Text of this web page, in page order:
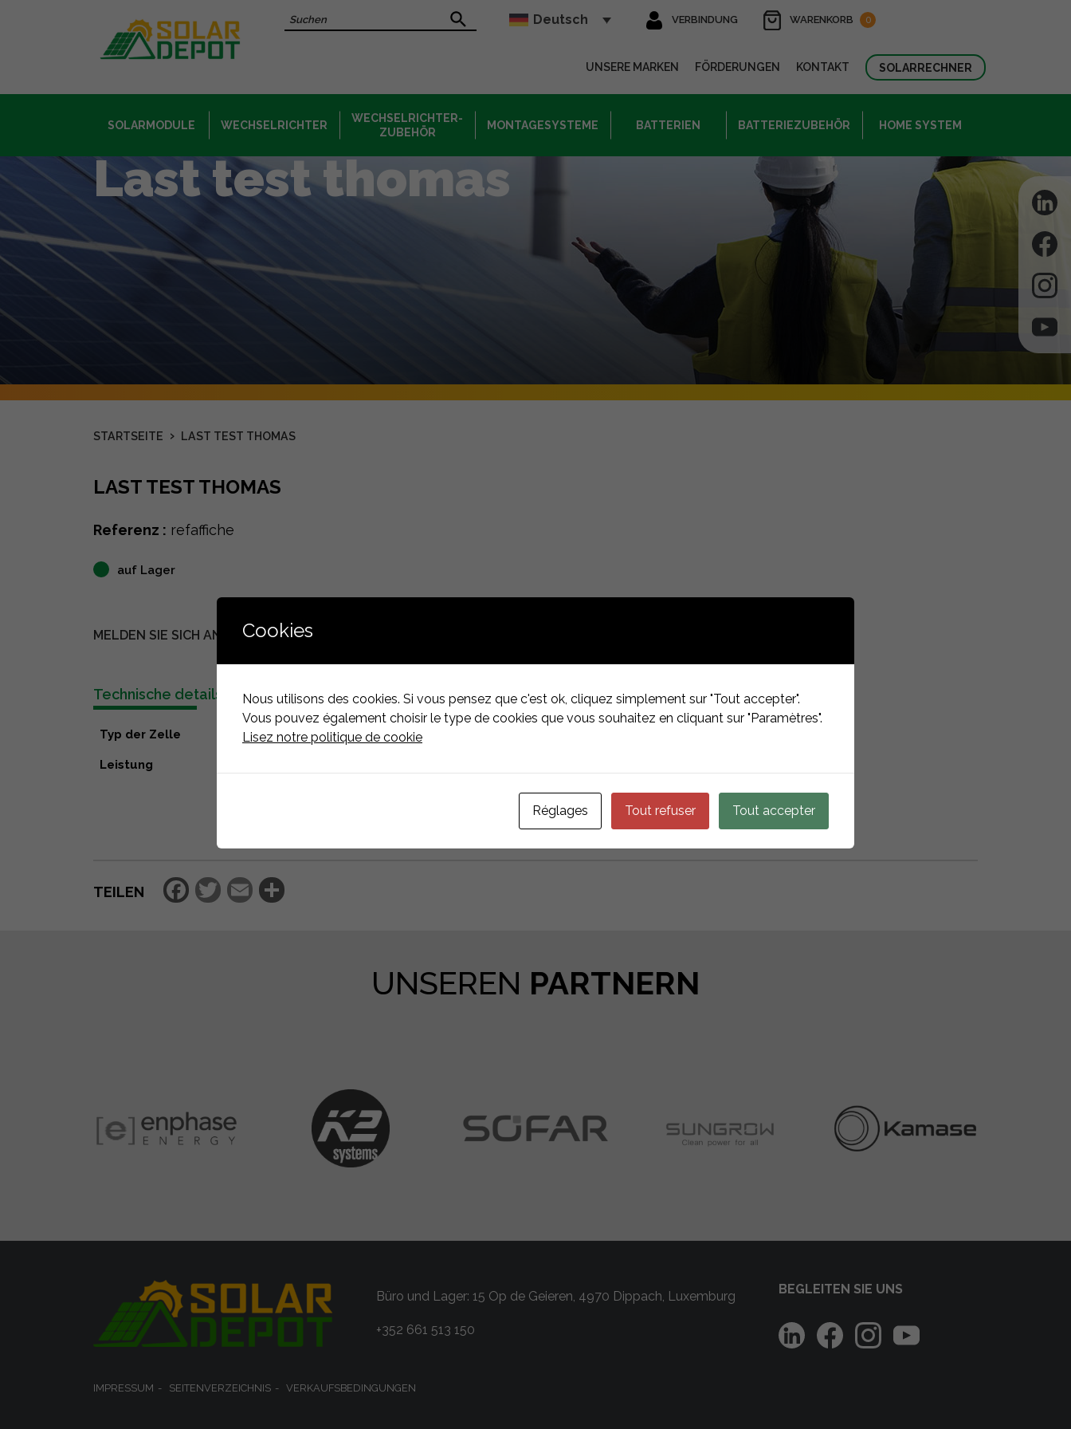
Recherche sur le site
Deutsch VERBINDUNG WARENKORB 0
UNSERE MARKEN FÖRDERUNGEN KONTAKT SOLARRECHNER
SOLARMODULE WECHSELRICHTER
WECHSELRICHTER-
ZUBEHÖR
MONTAGESYSTEME BATTERIEN BATTERIEZUBEHÖR HOME SYSTEM
Last test thomas
STARTSEITE › LAST TEST THOMAS
LAST TEST THOMAS
Referenz : refaffiche
auf Lager
MELDEN SIE SICH AN, UM DEN PREIS ZU SEHEN
Technische details Beschreibung
Typ der Zelle
Leistung
TEILEN Facebook
Twitter
Email
UNSEREN PARTNERN
Büro und Lager: 15 Op de Geieren, 4970 Dippach, Luxemburg
+352 661 513 150
BEGLEITEN SIE UNS
IMPRESSUM SEITENVERZEICHNIS VERKAUFSBEDINGUNGEN
Cookies
Nous utilisons des cookies. Si vous pensez que c'est ok, cliquez simplement sur "Tout accepter".
Vous pouvez également choisir le type de cookies que vous souhaitez en cliquant sur "Paramètres".
Lisez notre politique de cookie
Réglages Tout refuser Tout accepter